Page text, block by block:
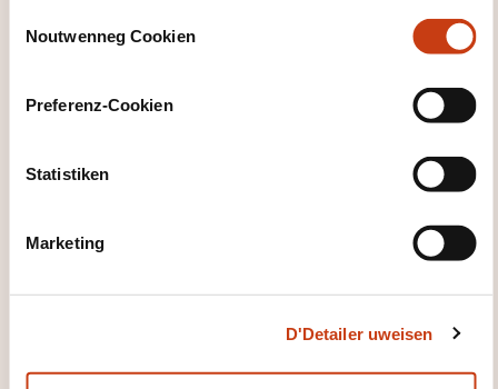
Noutwenneg Cookien
Preferenz-Cookien
Statistiken
Marketing
D'Detailer uweisen
Introduction aux tests
EN